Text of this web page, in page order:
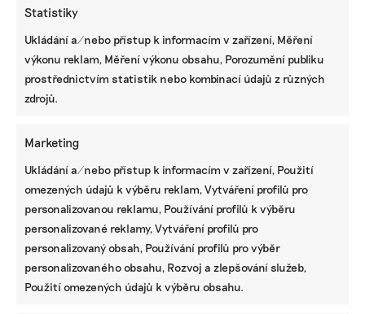
Statistiky
Ukládání a/nebo přístup k informacím v zařízení, Měření
výkonu reklam, Měření výkonu obsahu, Porozumění publiku
prostřednictvím statistik nebo kombinací údajů z různých
zdrojů.
Marketing
Ukládání a/nebo přístup k informacím v zařízení, Použití
omezených údajů k výběru reklam, Vytváření profilů pro
personalizovanou reklamu, Používání profilů k výběru
personalizované reklamy, Vytváření profilů pro
personalizovaný obsah, Používání profilů pro výběr
personalizovaného obsahu, Rozvoj a zlepšování služeb,
Použití omezených údajů k výběru obsahu.
Pomozte udržet důležité
informace dostupné všem.